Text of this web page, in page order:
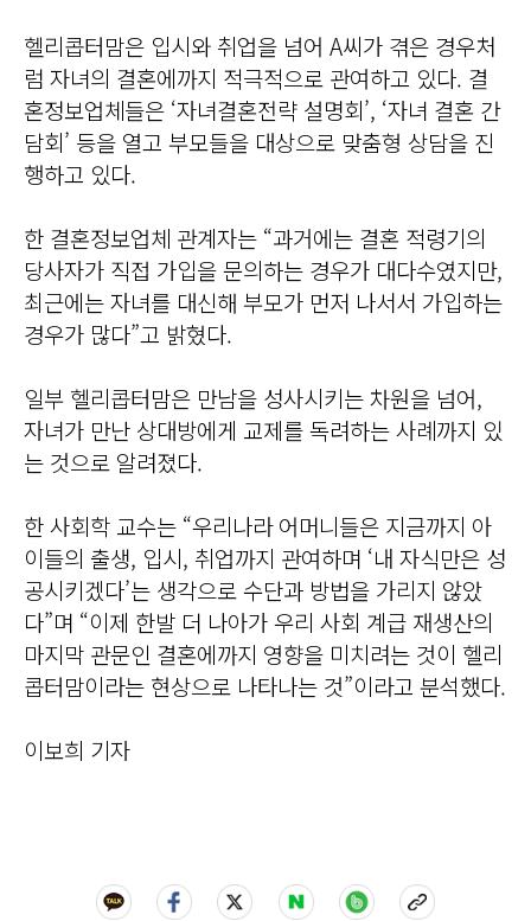
헬리콥터맘은 입시와 취업을 넘어 A씨가 겪은 경우처
럼 자녀의 결혼에까지 적극적으로 관여하고 있다. 결
혼정보업체들은 ‘자녀결혼전략 설명회’, ‘자녀 결혼 간
담회’ 등을 열고 부모들을 대상으로 맞춤형 상담을 진
행하고 있다.
한 결혼정보업체 관계자는 “과거에는 결혼 적령기의
당사자가 직접 가입을 문의하는 경우가 대다수였지만,
최근에는 자녀를 대신해 부모가 먼저 나서서 가입하는
경우가 많다”고 밝혔다.
일부 헬리콥터맘은 만남을 성사시키는 차원을 넘어,
자녀가 만난 상대방에게 교제를 독려하는 사례까지 있
는 것으로 알려졌다.
한 사회학 교수는 “우리나라 어머니들은 지금까지 아
이들의 출생, 입시, 취업까지 관여하며 ‘내 자식만은 성
공시키겠다’는 생각으로 수단과 방법을 가리지 않았
다”며 “이제 한발 더 나아가 우리 사회 계급 재생산의
마지막 관문인 결혼에까지 영향을 미치려는 것이 헬리
콥터맘이라는 현상으로 나타나는 것”이라고 분석했다.
이보희 기자